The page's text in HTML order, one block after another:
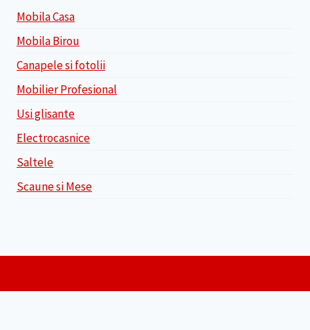
Mobila Casa
Mobila Birou
Canapele si fotolii
Mobilier Profesional
Usi glisante
Electrocasnice
Saltele
Scaune si Mese